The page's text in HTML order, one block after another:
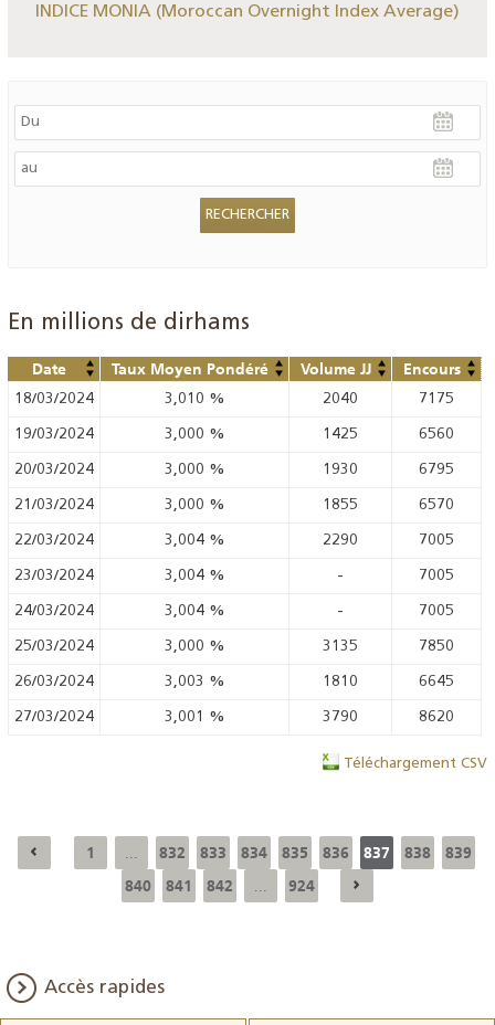
INDICE MONIA (Moroccan Overnight Index Average)
En millions de dirhams
Date Taux Moyen Pondéré Volume JJ Encours
18/03/2024 3,010 % 2040 7175
19/03/2024 3,000 % 1425 6560
20/03/2024 3,000 % 1930 6795
21/03/2024 3,000 % 1855 6570
22/03/2024 3,004 % 2290 7005
23/03/2024 3,004 % - 7005
24/03/2024 3,004 % - 7005
25/03/2024 3,000 % 3135 7850
26/03/2024 3,003 % 1810 6645
27/03/2024 3,001 % 3790 8620
Téléchargement CSV
1 832 833 834 835 836 837 838
839
840
841 842 924
Accès rapides